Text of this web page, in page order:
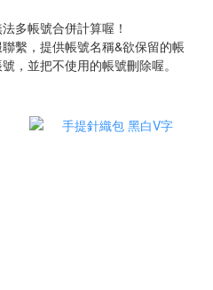
多帳號合併計算喔！
繫，提供帳號名稱&欲保留的帳
，並把不使用的帳號刪除喔。